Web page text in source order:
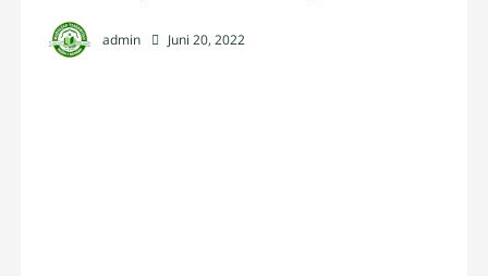
admin Juni 20, 2022